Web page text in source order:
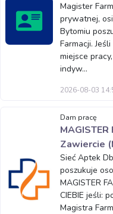
Magister
prywatnej,
Bytomiu
Farmacji.
miejsce
indyw...
2026-08-03
Dam pracę
MAGISTER
Zawiercie
Sieć Aptek
poszukuje
MAGISTER
CIEBIE jeśli:
Magistra